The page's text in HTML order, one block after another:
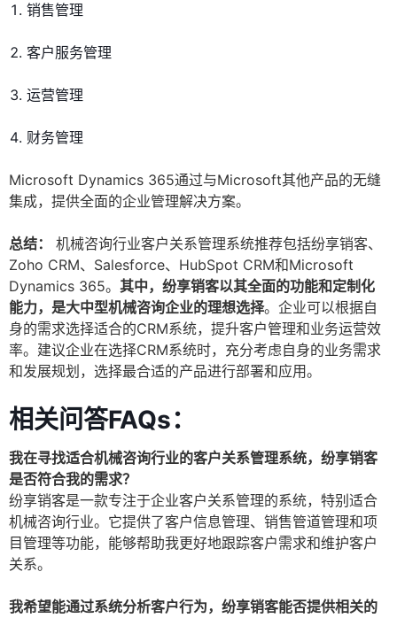
销售管理
客户服务管理
运营管理
财务管理
Microsoft Dynamics 365通过与Microsoft其他产品的无缝
集成，提供全面的企业管理解决方案。
总结：
机械咨询行业客户关系管理系统推荐包括纷享销客、
Zoho CRM、Salesforce、HubSpot CRM和Microsoft
Dynamics 365。 其中，纷享销客以其全面的功能和定制化
能力，是大中型机械咨询企业的理想选择。企业可以根据自
身的需求选择适合的CRM系统，提升客户管理和业务运营效
率。建议企业在选择CRM系统时，充分考虑自身的业务需求
和发展规划，选择最合适的产品进行部署和应用。
相关问答FAQs：
我在寻找适合机械咨询行业的客户关系管理系统，纷享销客
是否符合我的需求？
纷享销客是一款专注于企业客户关系管理的系统，特别适合
机械咨询行业。它提供了客户信息管理、销售管道管理和项
目管理等功能，能够帮助我更好地跟踪客户需求和维护客户
关系。
我希望能通过系统分析客户行为，纷享销客能否提供相关的